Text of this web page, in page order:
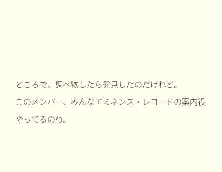
ところで、調べ物したら発見したのだけれど。
このメンバー、みんなエミネンス・レコードの案内役
やってるのね。